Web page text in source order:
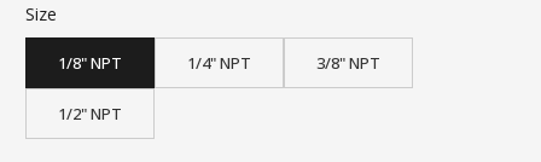
Size
1/8" NPT 1/4" NPT 3/8" NPT
1/2" NPT